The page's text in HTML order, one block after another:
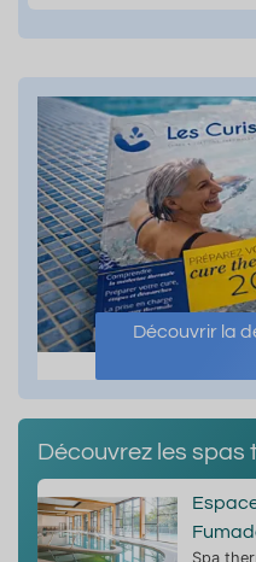
Découvrir la
Découvrez les spas
Spa